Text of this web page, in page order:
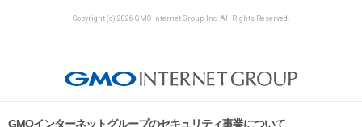
Copyright (c) 2026 GMO Internet Group, Inc. All Rights Reserved.
GMOインターネットグループのセキュリティ事業について